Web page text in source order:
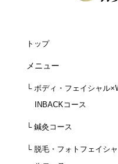
トップ
メニュー
└ ボディ・フェイシャル
INBACKコース
└ 鍼灸コース
└ 脱毛・フォトフェイシャ